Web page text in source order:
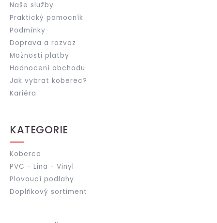
Naše služby
Praktický pomocník
Podmínky
Doprava a rozvoz
Možnosti platby
Hodnocení obchodu
Jak vybrat koberec?
Kariéra
KATEGORIE
Koberce
PVC - Lina - Vinyl
Plovoucí podlahy
Doplňkový sortiment